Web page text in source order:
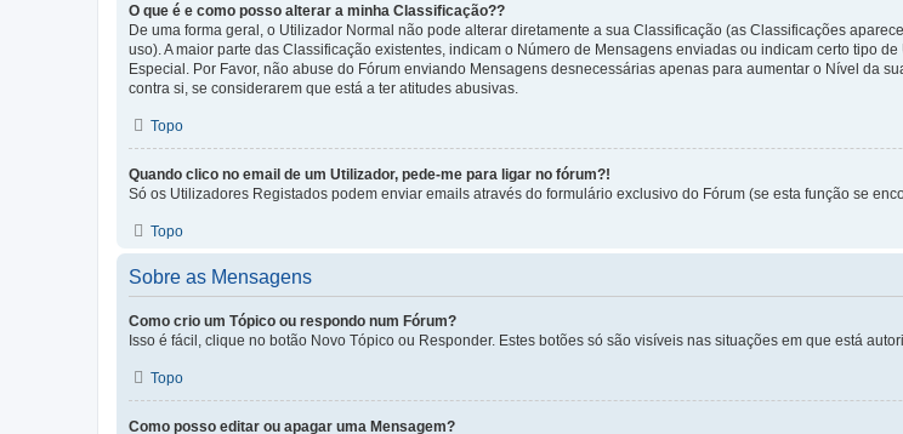
O que é e como posso alterar a minha Classificação??
De uma forma geral, o Utilizador Normal não pode alterar diretamente a sua Classificação (as Classificações
uso). A maior parte das Classificação existentes, indicam o Número de Mensagens enviadas ou indicam certo tipo
Especial. Por Favor, não abuse do Fórum enviando Mensagens desnecessárias apenas para aumentar o Nível da
contra si, se considerarem que está a ter atitudes abusivas.
Topo
Quando clico no email de um Utilizador, pede-me para ligar no fórum?!
Só os Utilizadores Registados podem enviar emails através do formulário exclusivo do Fórum (se esta função se
Topo
Sobre as Mensagens
Como crio um Tópico ou respondo num Fórum?
Isso é fácil, clique no botão Novo Tópico ou Responder. Estes botões só são visíveis nas situações em que está
Topo
Como posso editar ou apagar uma Mensagem?